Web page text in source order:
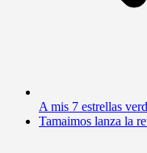
A mis 7 estrellas
Tamaimos lanza la